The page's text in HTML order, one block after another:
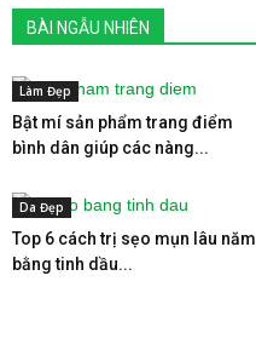
BÀI NGẪU NHIÊN
Làm Đẹp
Bật mí sản phẩm trang điểm
bình dân giúp các nàng...
Da Đẹp
Top 6 cách trị sẹo mụn lâu năm
bằng tinh dầu...